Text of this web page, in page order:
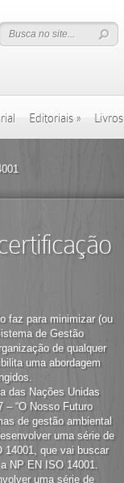
Editoriais » Livros
faz para minimizar (ou
de Gestão
de qualquer
uma abordagem
das Nações Unidas
– “O Nosso Futuro
de gestão ambiental
uma série de
14001, que vai buscar
NP EN ISO 14001.
uma série de